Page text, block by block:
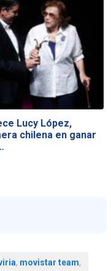
Lucy López,
chilena en ganar
, movistar team,